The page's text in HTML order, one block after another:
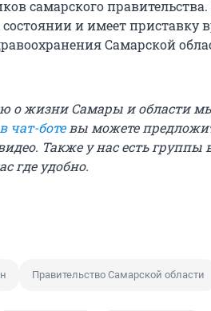
самарского
и имеет приставку
Самарской
о жизни Самары и области
в чат-ботевы можете
Также у нас есть группы
где удобно.
Правительство Самарской области